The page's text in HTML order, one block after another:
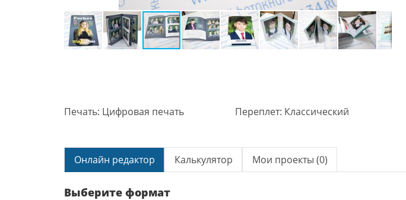
Печать: Цифровая печать Переплет: Классический
Онлайн редактор Калькулятор Мои проекты (0)
Выберите формат